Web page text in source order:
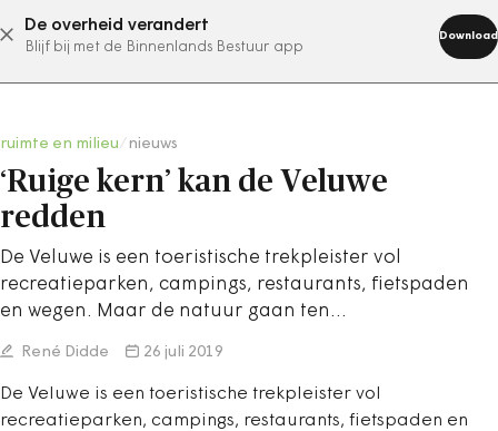
De overheid verandert
Blijf bij met de Binnenlands Bestuur app
Download
abonneer nu
ruimte en milieu nieuws
‘Ruige kern’ kan de Veluwe
redden
De Veluwe is een toeristische trekpleister vol
recreatieparken, campings, restaurants, fietspaden
en wegen. Maar de natuur gaan ten…
René Didde 26 juli 2019
De Veluwe is een toeristische trekpleister vol
recreatieparken, campings, restaurants, fietspaden en